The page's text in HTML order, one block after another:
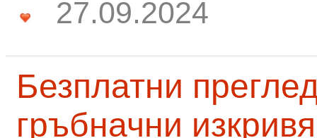
27.09.2024
Безплатни
гръбначни